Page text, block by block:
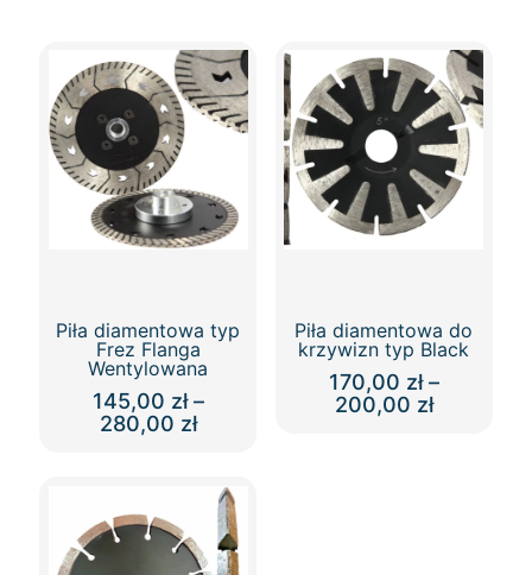
Piła diamentowa typ
Frez Flanga
Wentylowana
145,00 zł –
280,00 złZakres
145,00 zł
do
280,00 zł
wiele
wariantów.
Piła diamentowa do
krzywizn typ Black
170,00 zł –
200,00 złZakres